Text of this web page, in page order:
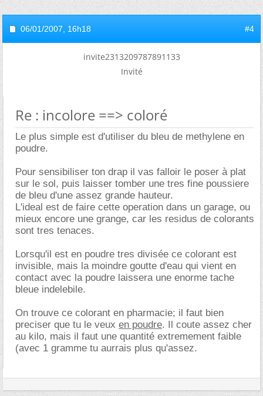
06/01/2007, 16h18 #4
invite2313209787891133
Invité
Re : incolore ==> coloré
Le plus simple est d'utiliser du bleu de methylene en
poudre.
Pour sensibiliser ton drap il vas falloir le poser à plat
sur le sol, puis laisser tomber une tres fine poussiere
de bleu d'une assez grande hauteur.
L'ideal est de faire cette operation dans un garage, ou
mieux encore une grange, car les residus de colorants
sont tres tenaces.
Lorsqu'il est en poudre tres divisée ce colorant est
invisible, mais la moindre goutte d'eau qui vient en
contact avec la poudre laissera une enorme tache
bleue indelebile.
On trouve ce colorant en pharmacie; il faut bien
preciser que tu le veux en poudre. Il coute assez cher
au kilo, mais il faut une quantité extremement faible
(avec 1 gramme tu aurrais plus qu'assez.